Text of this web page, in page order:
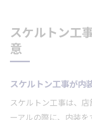
内装解体を成功
内装解体時
ント
スケルトン工
意
スケルトン工事が内
スケルトン工事は、
ーアルの際に、内装